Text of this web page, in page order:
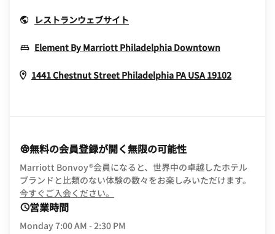
レストランウェブサイト
Element By Marriott Philadelphia DowntownOpens In
1441 Chestnut Street Philadelphia PA USA 19102Opens
無料の会員登録が開く無限の可能性
Marriott Bonvoy®会員になると、世界中の卓越したホテル
ブランドと比類のない体験の数々をお楽しみいただけます。
今すぐご入会ください。
営業時間
Monday7:00 AM - 2:30 PM